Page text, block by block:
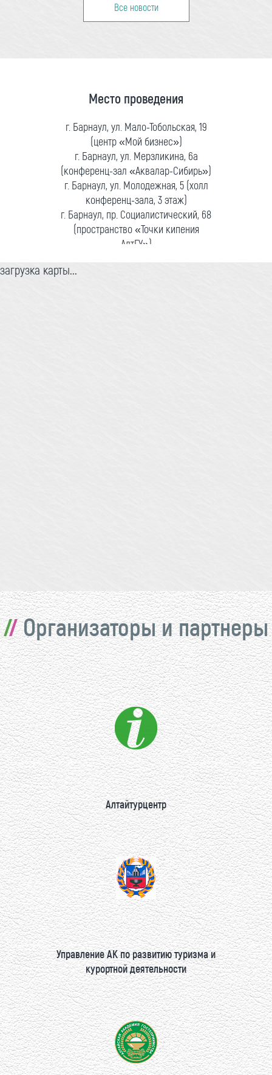
Все новости
Место проведения
г. Барнаул, ул. Мало-Тобольская, 19
(центр «Мой бизнес»)
г. Барнаул, ул. Мерзликина, 6а
(конференц-зал «Аквалар-Сибирь»)
г. Барнаул, ул. Молодежная, 5 (холл
конференц-зала, 3 этаж)
г. Барнаул, пр. Социалистический, 68
(пространство «Точки кипения
АлтГУ»)
загрузка карты...
Организаторы и партнеры
Алтайтурцентр
Управление АК по развитию туризма и
курортной деятельности